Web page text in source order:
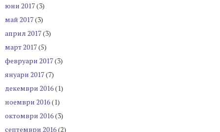
юни 2017(3)
май 2017(3)
април 2017(3)
март 2017(5)
февруари 2017(3)
януари 2017(7)
декември 2016(1)
ноември 2016(1)
октомври 2016(3)
септември 2016(2)